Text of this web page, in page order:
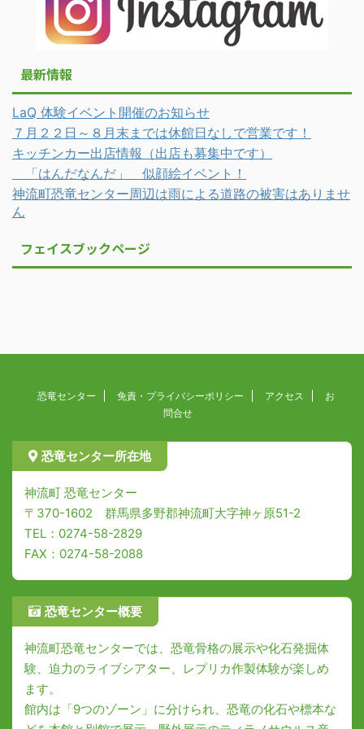
最新情報
LaQ 体験イベント開催のお知らせ
７月２２日～８月末までは休館日なしで営業です！
キッチンカー出店情報（出店も募集中です）
「はんだなんだ」 似顔絵イベント！
神流町恐竜センター周辺は雨による道路の被害はありませ
ん
フェイスブックページ
恐竜センター 免責・プライバシーポリシー アクセス
お
問合せ
恐竜センター所在地
神流町 恐竜センター
〒370-1602 群馬県多野郡神流町大字神ヶ原51-2
TEL：0274-58-2829
FAX：0274-58-2088
恐竜センター概要
神流町恐竜センターでは、恐竜骨格の展示や化石発掘体
験、迫力のライブシアター、レプリカ作製体験が楽しめ
ます。
館内は「9つのゾーン」に分けられ、恐竜の化石や標本な